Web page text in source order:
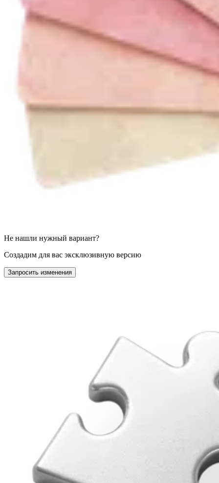
Не нашли нужный вариант?
Создадим для вас эксклюзивную версию
Запросить изменения